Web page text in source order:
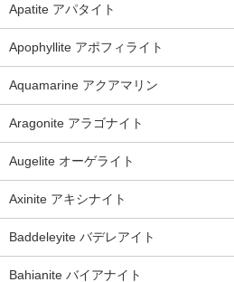
Apatite アパタイト
Apophyllite アポフィライト
Aquamarine アクアマリン
Aragonite アラゴナイト
Augelite オーゲライト
Axinite アキシナイト
Baddeleyite バデレアイト
Bahianite バイアナイト